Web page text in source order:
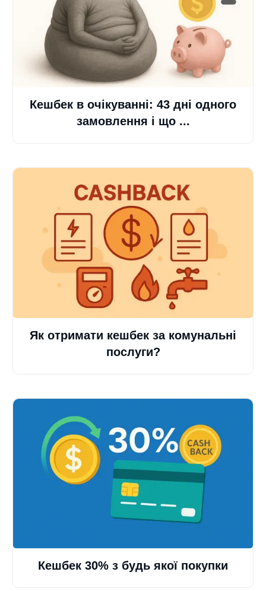
Кешбек в очікуванні: 43 дні одного
замовлення і що ...
Як отримати кешбек за комунальні
послуги?
Кешбек 30% з будь якої покупки